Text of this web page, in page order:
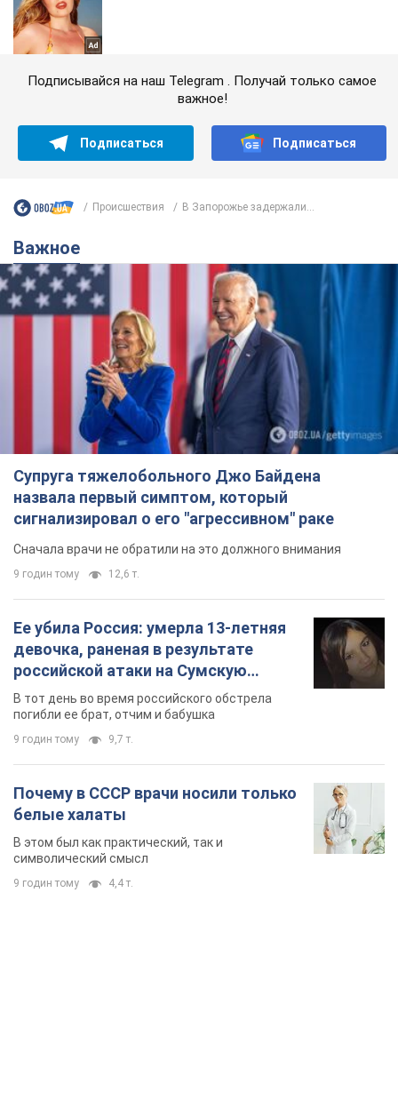
Подписывайся на наш Telegram . Получай только самое
важное!
Подписаться Подписаться
Происшествия В Запорожье задержали...
Важное
Супруга тяжелобольного Джо Байдена
назвала первый симптом, который
сигнализировал о его "агрессивном" раке
Сначала врачи не обратили на это должного внимания
9 годин тому 12,6 т.
Ее убила Россия: умерла 13-летняя
девочка, раненая в результате
российской атаки на Сумскую
область. Фото
В тот день во время российского обстрела
погибли ее брат, отчим и бабушка
9 годин тому 9,7 т.
Почему в СССР врачи носили только
белые халаты
В этом был как практический, так и
символический смысл
9 годин тому 4,4 т.